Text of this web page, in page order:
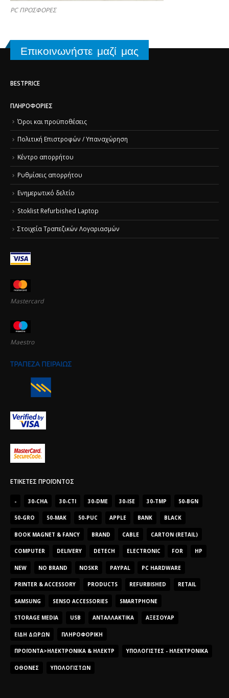
PC ΠΡΟΣΦΟΡΕΣ
Επικοινωνήστε μαζί μας
BESTPRICE
ΠΛΗΡΟΦΟΡΊΕΣ
Όροι και προϋποθέσεις
Πολιτική Επιστροφών / Υπαναχώρηση
Κέντρο απορρήτου
Ρυθμίσεις απορρήτου
Ενημερωτικό δελτίο
Stoklist Refurbished Laptop
Στοιχεία Τραπεζικών Λογαριασμών
Mastercard
Maestro
ΕΤΙΚΈΤΕΣ ΠΡΟΪΌΝΤΟΣ
- 30-CHA 30-CTI 30-DME 30-ISE 30-TMP 50-BGN
50-GRO 50-MAK 50-PUC APPLE BANK BLACK
BOOK MAGNET & FANCY BRAND CABLE CARTON (RETAIL)
COMPUTER DELIVERY DETECH ELECTRONIC FOR HP
NEW NO BRAND NOSKR PAYPAL PC HARDWARE
PRINTER & ACCESSORY PRODUCTS REFURBISHED RETAIL
SAMSUNG SENSO ACCESSORIES SMARTPHONE
STORAGE MEDIA USB ΑΝΤΑΛΛΑΚΤΙΚΆ ΑΞΕΣΟΥΆΡ
ΕΊΔΗ ΔΏΡΩΝ ΠΛΗΡΟΦΟΡΙΚΉ
ΠΡΟΪΌΝΤΑ>ΗΛΕΚΤΡΟΝΙΚΆ & ΗΛΕΚΤΡ ΥΠΟΛΟΓΙΣΤΈΣ - ΗΛΕΚΤΡΟΝΙΚΆ
ΟΘΌΝΕΣ ΥΠΟΛΟΓΙΣΤΏΝ